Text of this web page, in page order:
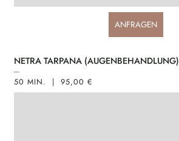
ANFRAGEN
NETRA TARPANA (AUGENBEHANDLUNG)
50 MIN. | 95,00 €